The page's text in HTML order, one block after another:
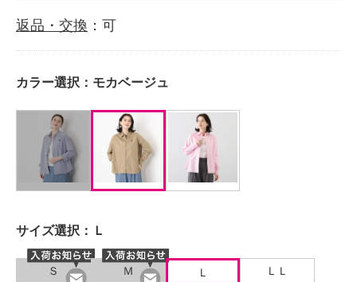
返品・交換 ：可
カラー選択： モカベージュ
サイズ選択： Ｌ
Ｓ Ｍ Ｌ ＬＬ